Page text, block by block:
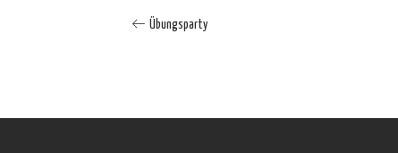
Übungsparty